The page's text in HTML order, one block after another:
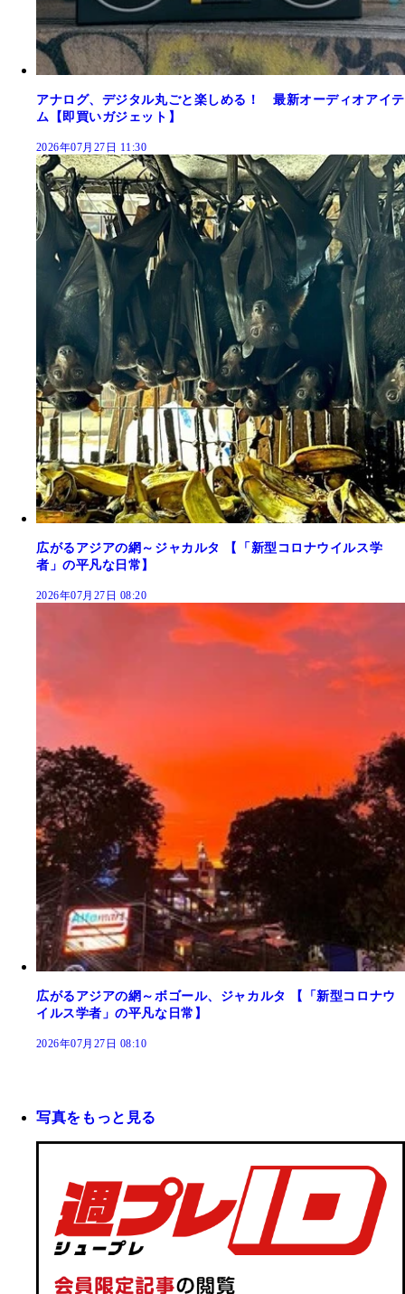
アナログ、デジタル丸ごと楽しめる！ 最新オーディオアイテ
ム【即買いガジェット】
2026年07月27日 11:30
広がるアジアの網～ジャカルタ 【「新型コロナウイルス学
者」の平凡な日常】
2026年07月27日 08:20
広がるアジアの網～ボゴール、ジャカルタ 【「新型コロナウ
イルス学者」の平凡な日常】
2026年07月27日 08:10
写真をもっと見る